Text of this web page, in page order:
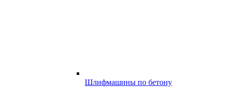
Шлифмашины по бетону